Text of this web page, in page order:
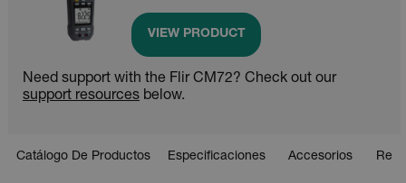
VIEW PRODUCT
Need support with the Flir CM72? Check out our
support resources below.
Catálogo De Productos Especificaciones Accesorios